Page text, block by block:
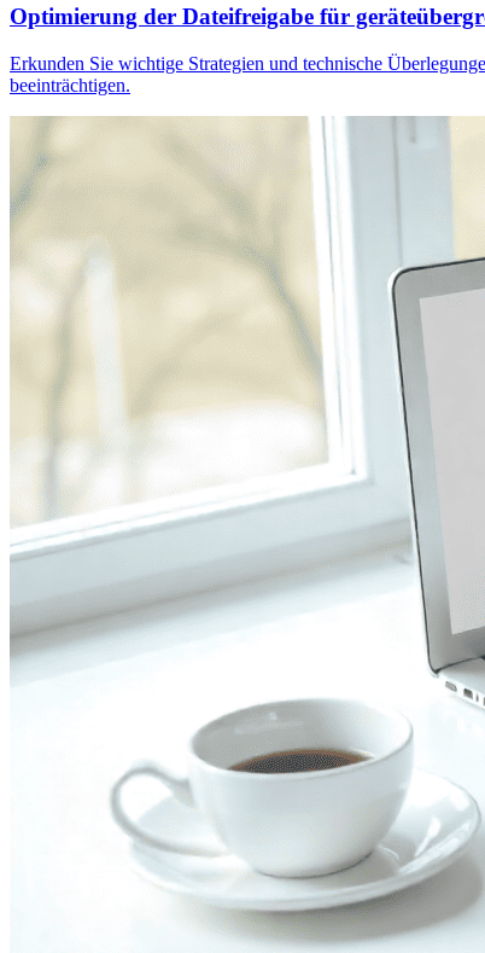
Optimierung der Dateifreigabe für
Erkunden Sie wichtige Strategien und technische
beeinträchtigen.